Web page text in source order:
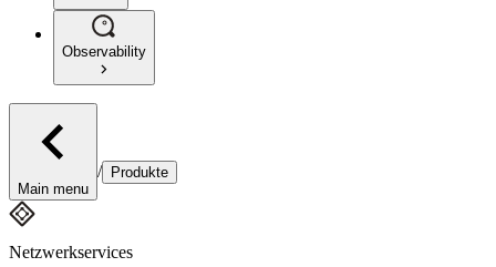
Observability
Main menu
/ Produkte
Netzwerkservices